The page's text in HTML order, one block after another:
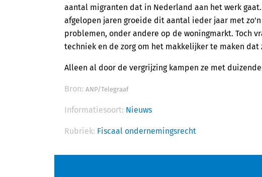
aantal migranten dat in Nederland aan het werk
afgelopen jaren groeide dit aantal ieder jaar met
problemen, onder andere op de woningmarkt. Toch
techniek en de zorg om het makkelijker te maken
Alleen al door de vergrijzing kampen ze met
Bron: ANP/Telegraaf
Informatiesoort: Nieuws
Rubriek: Fiscaal ondernemingsrecht